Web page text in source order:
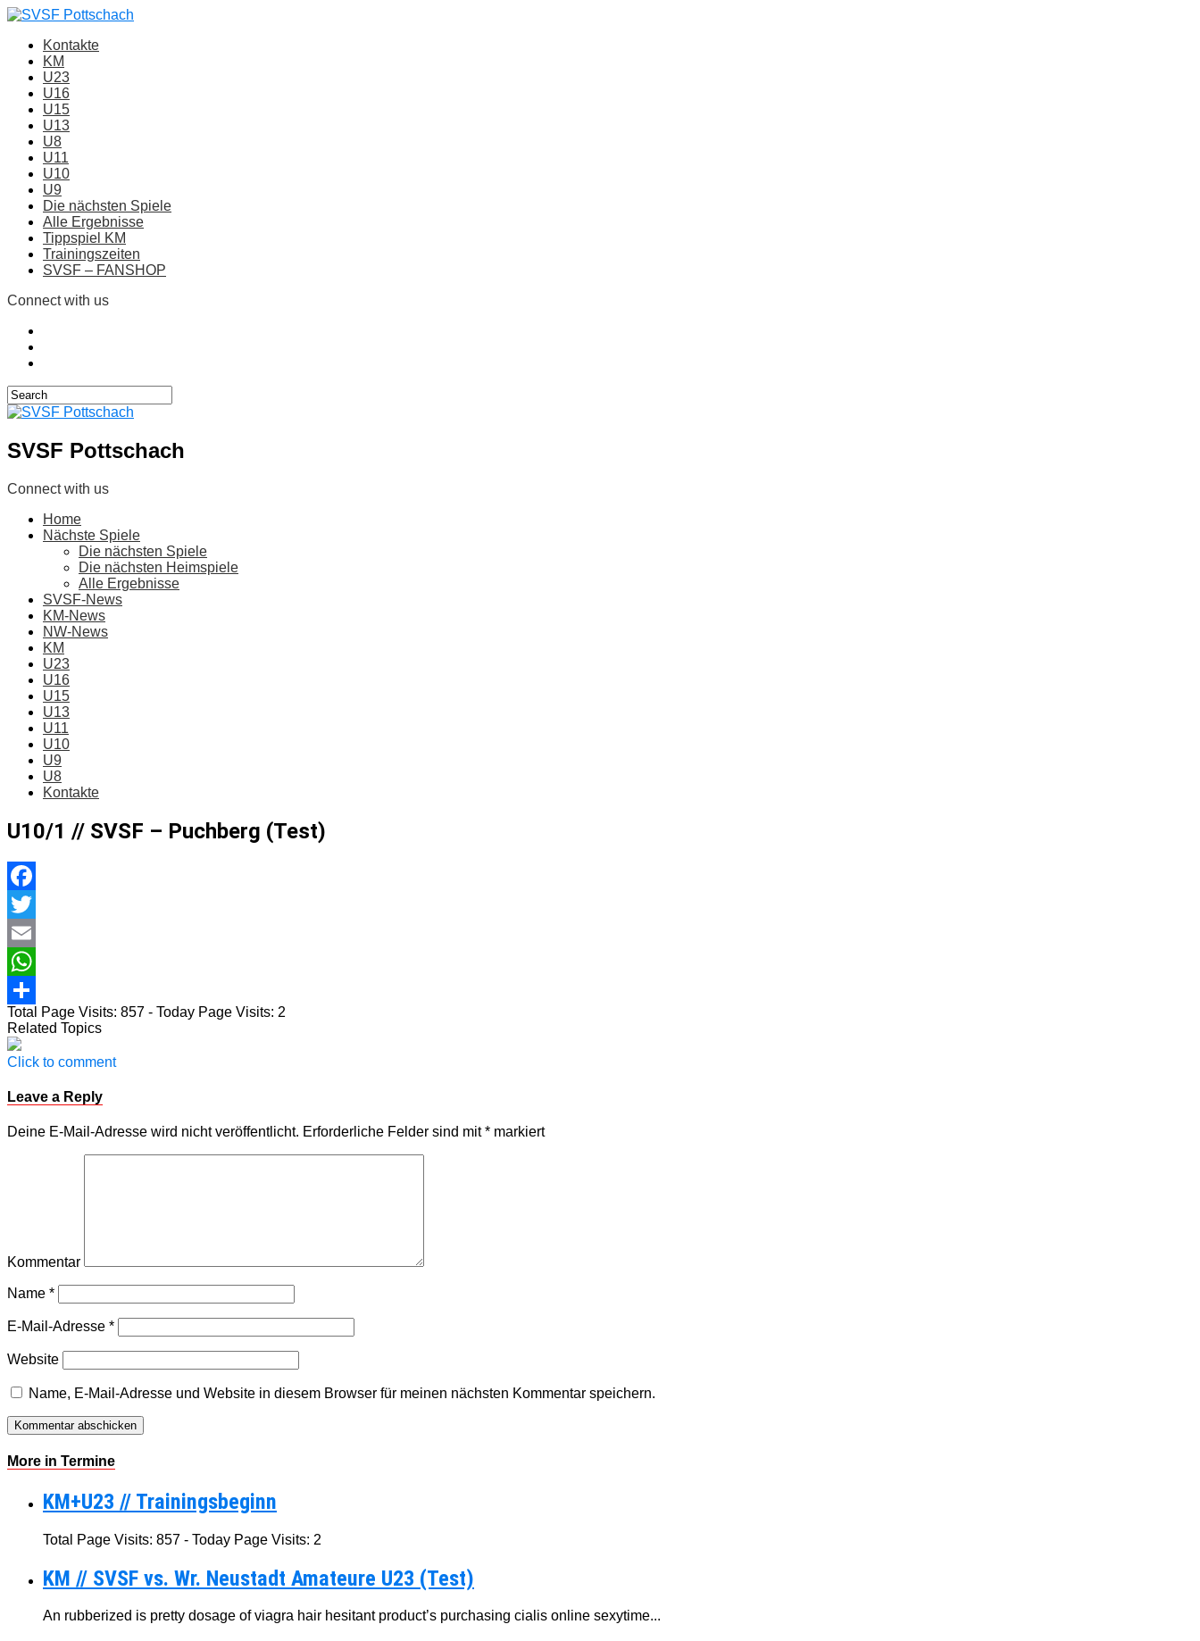
Kontakte
KM
U23
U16
U15
U13
U8
U11
U10
U9
Die nächsten Spiele
Alle Ergebnisse
Tippspiel KM
Trainingszeiten
SVSF – FANSHOP
Connect with us
SVSF Pottschach
Connect with us
Home
Nächste Spiele
Die nächsten Spiele
Die nächsten Heimspiele
Alle Ergebnisse
SVSF-News
KM-News
NW-News
KM
U23
U16
U15
U13
U11
U10
U9
U8
Kontakte
U10/1 // SVSF – Puchberg (Test)
Facebook
Twitter
Email
WhatsApp
Teilen
Total Page Visits: 857 - Today Page Visits: 2
Related Topics
Click to comment
Leave a Reply
Deine E-Mail-Adresse wird nicht veröffentlicht. Erforderliche Felder sind mit* markiert
Kommentar
Name *
E-Mail-Adresse *
Website
Name, E-Mail-Adresse und Website in diesem Browser für meinen nächsten Kommentar speichern.
More in Termine
KM+U23 // Trainingsbeginn
Total Page Visits: 857 - Today Page Visits: 2
KM // SVSF vs. Wr. Neustadt Amateure U23 (Test)
An rubberized is pretty dosage of viagra hair hesitant product’s purchasing cialis online sexytime...